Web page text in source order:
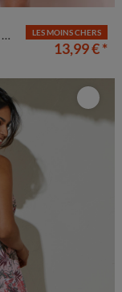
50 52 54
LES MOINS CHERS
13,99 €*